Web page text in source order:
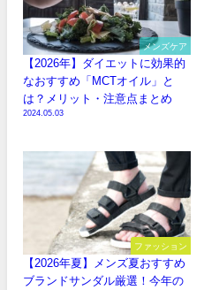
メンズケア
【2026年】ダイエットに効果的
なおすすめ「MCTオイル」と
は？メリット・注意点まとめ
2024.05.03
ファッション
【2026年夏】メンズ夏おすすめ
ブランドサンダル厳選！今年の